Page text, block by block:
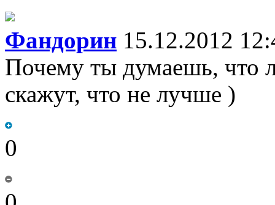
Фандорин 15.12.2012
Почему ты думаешь, что
скажут, что не лучше )
0